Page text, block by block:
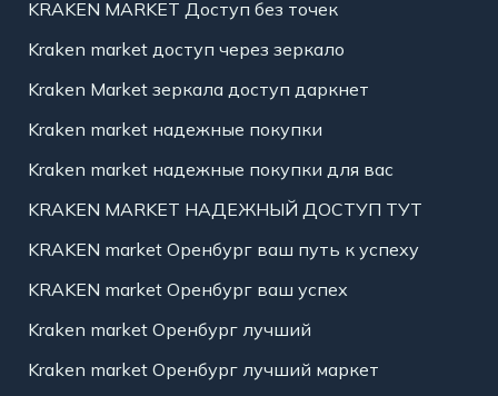
KRAKEN MARKET Доступ без точек
Kraken market доступ через зеркало
Kraken Market зеркала доступ даркнет
Kraken market надежные покупки
Kraken market надежные покупки для вас
KRAKEN MARKET НАДЕЖНЫЙ ДОСТУП ТУТ
KRAKEN market Оренбург ваш путь к успеху
KRAKEN market Оренбург ваш успех
Kraken market Оренбург лучший
Kraken market Оренбург лучший маркет